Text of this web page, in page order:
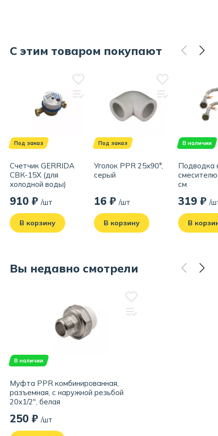
С этим товаром покупают
Под заказ
Счетчик GERRIDA
СВК-15Х (для
холодной воды)
910 ₽ /шт
В корзину
Под заказ
Уголок PPR 25х90°,
серый
16 ₽ /шт
В корзину
В наличии
Подводка
см
319 ₽ /
В
Вы недавно смотрели
В наличии
Муфта PPR комбинированная,
разъемная, с наружной резьбой
20х1/2", белая
250 ₽ /шт